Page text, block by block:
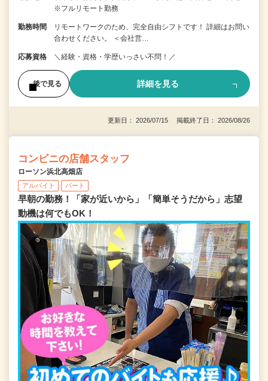
※フルリモート勤務
勤務時間
リモートワークのため、完全自由シフトです！ 詳細はお問い
合わせください。 ＜会社営…
応募資格 ＼経験・資格・学歴いっさい不問！／
後で見る 詳細を見る
更新日： 2026/07/15 掲載終了日： 2026/08/26
コンビニの店舗スタッフ
ローソン浜北高畑店
アルバイト パート
早朝の勤務！「家が近いから」「簡単そうだから」志望
動機は何でもOK！